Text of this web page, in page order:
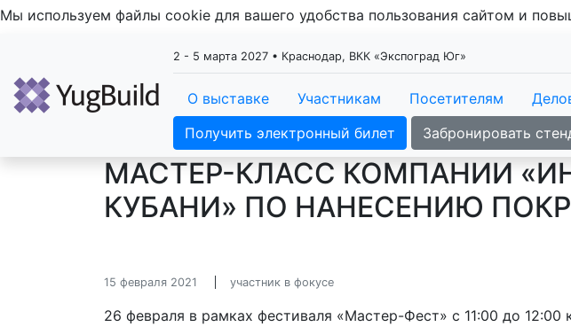
Мы используем файлы cookie для вашего удобства пользования сайтом и
2 - 5 марта 2027 • Краснодар, ВКК «Экспоград Юг»
О выставке Участникам Посетителям
Получить электронный билет
Забронировать
МАСТЕР-КЛАСС КОМПАНИИ
КУБАНИ» ПО НАНЕСЕНИЮ
15 февраля 2021 участник в фокусе
26 февраля в рамках фестиваля «Мастер-Фест» с 11:00 до 12:00